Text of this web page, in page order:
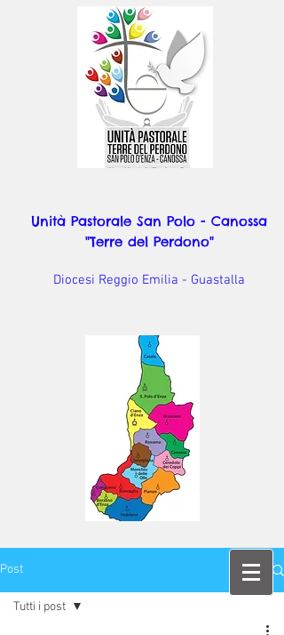
Unità Pastorale San Polo - Canossa
"Terre del Perdono"
Diocesi Reggio Emilia - Guastalla
Post
Tutti i post